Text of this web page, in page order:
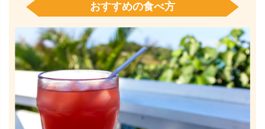
おすすめの食べ方